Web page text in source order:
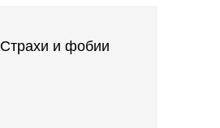
Страхи и фобии